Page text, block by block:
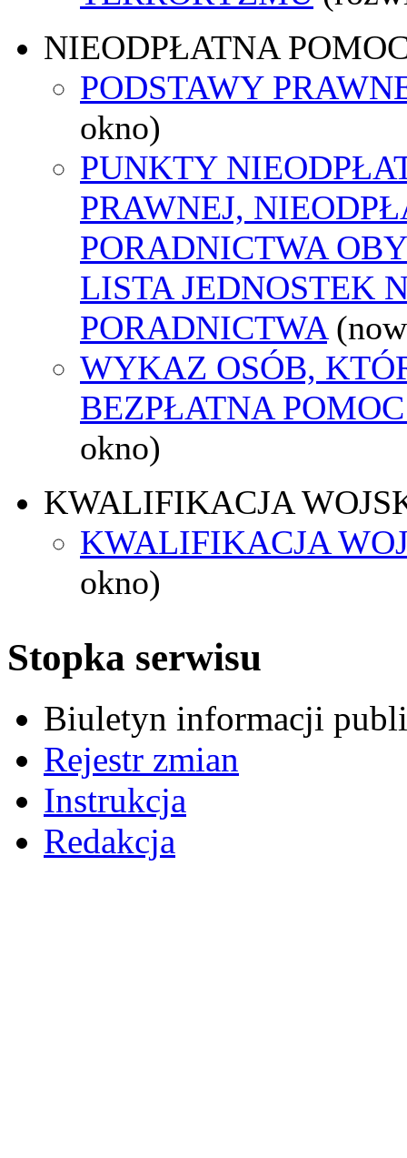
NIEODPŁATNA
PODSTAWY
okno)
PUNKTY
PRAWNEJ,
PORADNICTWA
LISTA JEDNOSTEK
PORADNICTWA
WYKAZ OSÓB,
BEZPŁATNA
okno)
KWALIFIKACJA
KWALIFIKACJA
okno)
Stopka serwisu
Biuletyn informacji
Rejestr zmian
Instrukcja
Redakcja